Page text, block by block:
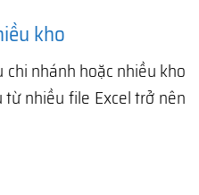
kho
nhánh hoặc nhiều kho
nhiều file Excel trở nên